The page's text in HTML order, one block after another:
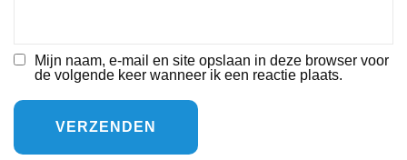
Mijn naam, e-mail en site opslaan in deze browser voor
de volgende keer wanneer ik een reactie plaats.